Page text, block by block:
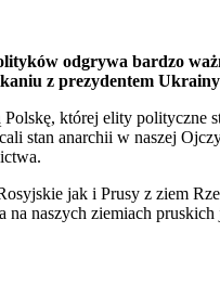
odgrywa bardzo
z prezydentem
której elity polityczne
stan anarchii w naszej
jak i Prusy z ziem
naszych ziemiach